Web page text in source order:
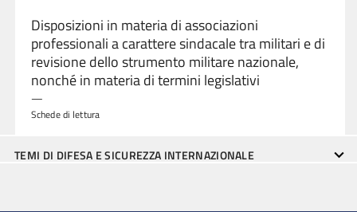
Disposizioni in materia di associazioni
professionali a carattere sindacale tra militari e di
revisione dello strumento militare nazionale,
nonché in materia di termini legislativi
—
Schede di lettura
TEMI DI DIFESA E SICUREZZA INTERNAZIONALE